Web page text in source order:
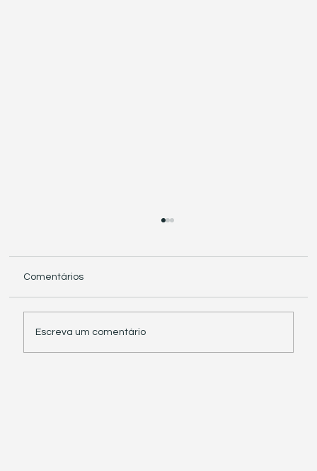
Comentários
Escreva um comentário